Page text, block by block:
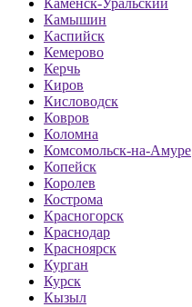
Каменск-Уральский
Камышин
Каспийск
Кемерово
Керчь
Киров
Кисловодск
Ковров
Коломна
Комсомольск-на-Амуре
Копейск
Королев
Кострома
Красногорск
Краснодар
Красноярск
Курган
Курск
Кызыл